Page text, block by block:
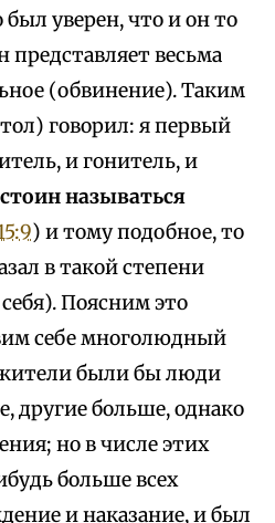
был уверен, что и он то
представляет весьма
(обвинение). Таким
говорил: я первый
и гонитель, и
называться
) и тому подобное, то
в такой степени
Поясним это
себе многолюдный
жители были бы люди
больше, однако
но в числе этих
больше всех
и наказание, и был